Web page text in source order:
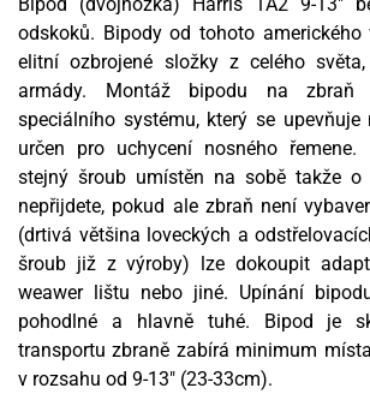
odskoků. Bipody od tohoto amerického
elitní ozbrojené složky z celého
armády. Montáž bipodu na zbraň
speciálního systému, který se upevňuje
určen pro uchycení nosného
stejný šroub umístěn na sobě takže o
nepřijdete, pokud ale zbraň není
(drtivá většina loveckých a
šroub již z výroby) lze dokoupit
weawer lištu nebo jiné. Upínání
pohodlné a hlavně tuhé. Bipod je
transportu zbraně zabírá minimum
v rozsahu od 9-13" (23-33cm).